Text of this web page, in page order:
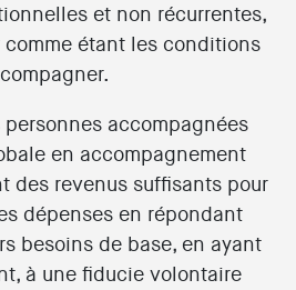
et non récurrentes,
étant les conditions
personnes accompagnées
en accompagnement
des revenus suffisants pour
dépenses en répondant
besoins de base, en ayant
à une fiducie volontaire